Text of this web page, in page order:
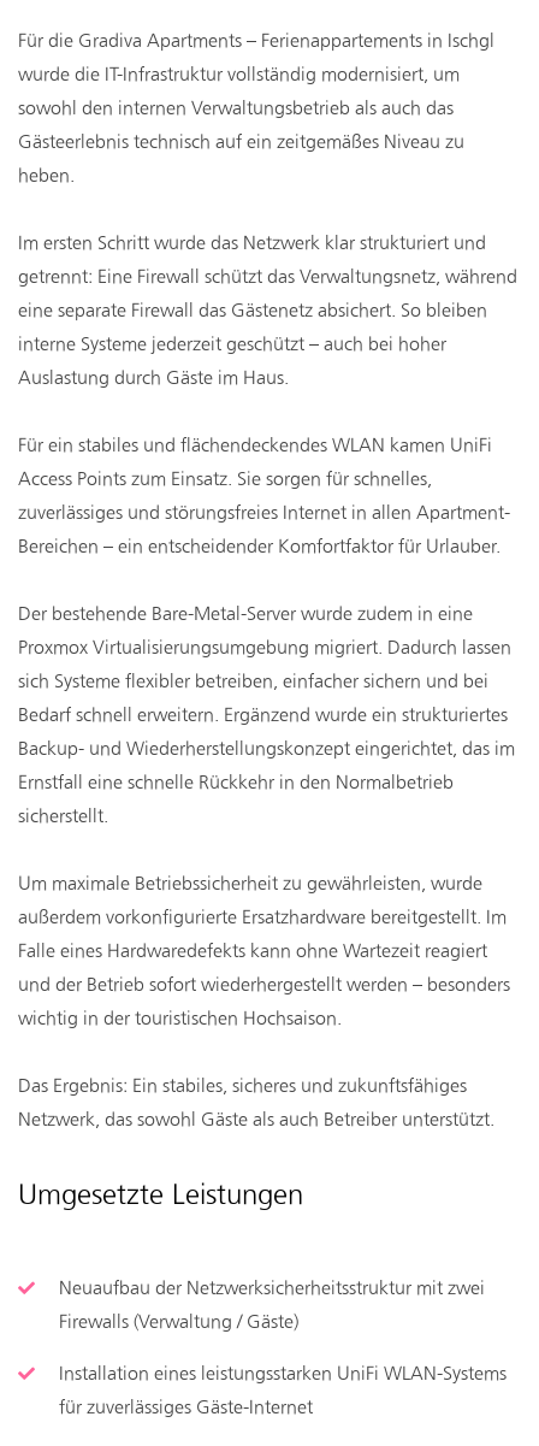
Für die Gradiva Apartments – Ferienappartements in Ischgl
wurde die IT-Infrastruktur vollständig modernisiert, um
sowohl den internen Verwaltungsbetrieb als auch das
Gästeerlebnis technisch auf ein zeitgemäßes Niveau zu
heben.
Im ersten Schritt wurde das Netzwerk klar strukturiert und
getrennt: Eine Firewall schützt das Verwaltungsnetz, während
eine separate Firewall das Gästenetz absichert. So bleiben
interne Systeme jederzeit geschützt – auch bei hoher
Auslastung durch Gäste im Haus.
Für ein stabiles und flächendeckendes WLAN kamen UniFi
Access Points zum Einsatz. Sie sorgen für schnelles,
zuverlässiges und störungsfreies Internet in allen Apartment-
Bereichen – ein entscheidender Komfortfaktor für Urlauber.
Der bestehende Bare-Metal-Server wurde zudem in eine
Proxmox Virtualisierungsumgebung migriert. Dadurch lassen
sich Systeme flexibler betreiben, einfacher sichern und bei
Bedarf schnell erweitern. Ergänzend wurde ein strukturiertes
Backup- und Wiederherstellungskonzept eingerichtet, das im
Ernstfall eine schnelle Rückkehr in den Normalbetrieb
sicherstellt.
Um maximale Betriebssicherheit zu gewährleisten, wurde
außerdem vorkonfigurierte Ersatzhardware bereitgestellt. Im
Falle eines Hardwaredefekts kann ohne Wartezeit reagiert
und der Betrieb sofort wiederhergestellt werden – besonders
wichtig in der touristischen Hochsaison.
Das Ergebnis: Ein stabiles, sicheres und zukunftsfähiges
Netzwerk, das sowohl Gäste als auch Betreiber unterstützt.
Umgesetzte Leistungen
Neuaufbau der Netzwerksicherheitsstruktur mit zwei
Firewalls (Verwaltung / Gäste)
Installation eines leistungsstarken UniFi WLAN-Systems
für zuverlässiges Gäste-Internet